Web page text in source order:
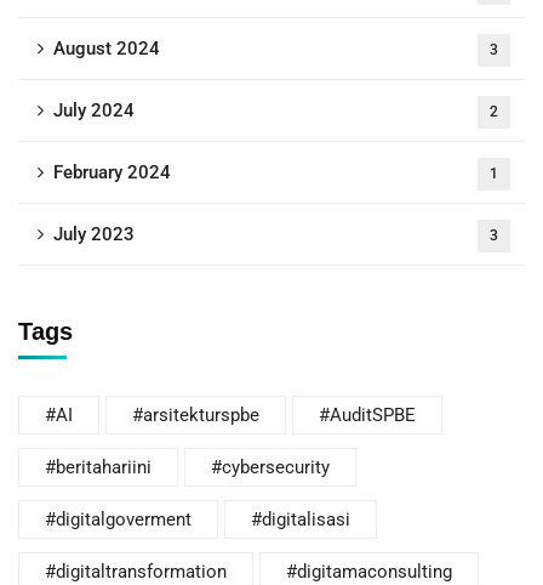
August 2024 3
July 2024 2
February 2024 1
July 2023 3
Tags
#AI #arsitekturspbe #AuditSPBE
#beritahariini #cybersecurity
#digitalgoverment #digitalisasi
#digitaltransformation #digitamaconsulting